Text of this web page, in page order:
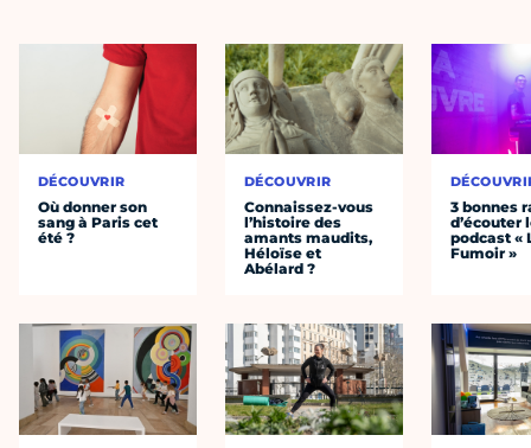
DÉCOUVRIR
Où donner son
sang à Paris cet
été ?
DÉCOUVRIR
Connaissez-vous
l’histoire des
amants maudits,
Héloïse et
Abélard ?
3 bonnes
d’écouter
podcast «
Fumoir »